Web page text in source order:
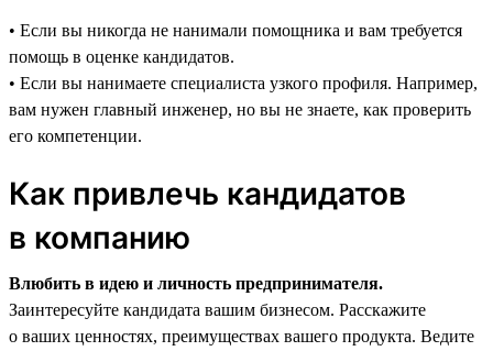
• Если вы никогда не нанимали помощника и вам требуется
помощь в оценке кандидатов.
• Если вы нанимаете специалиста узкого профиля. Например,
вам нужен главный инженер, но вы не знаете, как проверить
его компетенции.
Как привлечь кандидатов
в компанию
Влюбить в идею и личность предпринимателя.
Заинтересуйте кандидата вашим бизнесом. Расскажите
о ваших ценностях, преимуществах вашего продукта. Ведите